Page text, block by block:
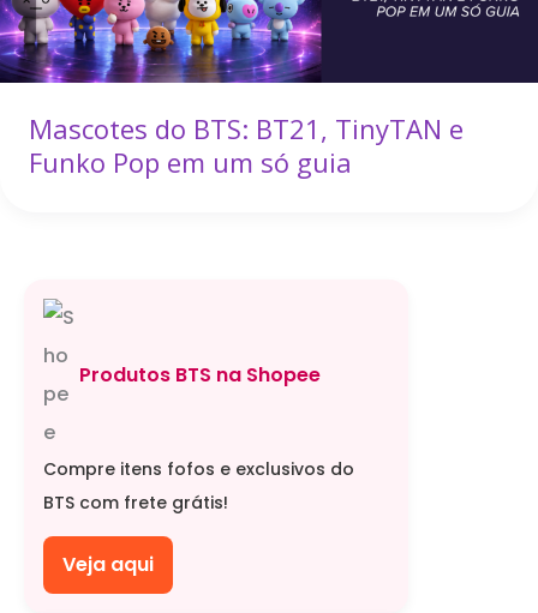
Mascotes do BTS: BT21, TinyTAN e
Funko Pop em um só guia
Produtos BTS na Shopee
Compre itens fofos e exclusivos do
BTS com frete grátis!
Veja aqui